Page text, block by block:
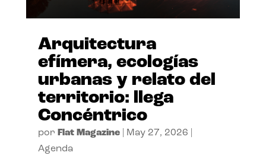
Arquitectura
efímera, ecologías
urbanas y relato del
territorio: llega
Concéntrico
por Flat Magazine| May 27, 2026
Agenda